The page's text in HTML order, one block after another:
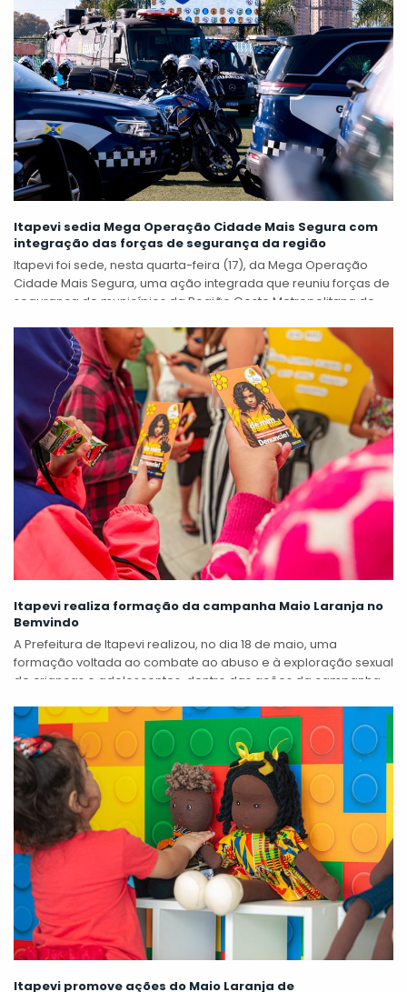
Itapevi sedia Mega Operação Cidade Mais Segura com
integração das forças de segurança da região
Itapevi foi sede, nesta quarta-feira (17), da Mega Operação
Cidade Mais Segura, uma ação integrada que reuniu forças de
segurança de municípios da Região Oeste Metropolitana de
Itapevi realiza formação da campanha Maio Laranja no
Bemvindo
A Prefeitura de Itapevi realizou, no dia 18 de maio, uma
formação voltada ao combate ao abuso e à exploração sexual
de crianças e adolescentes, dentro das ações da campanha...
Itapevi promove ações do Maio Laranja de